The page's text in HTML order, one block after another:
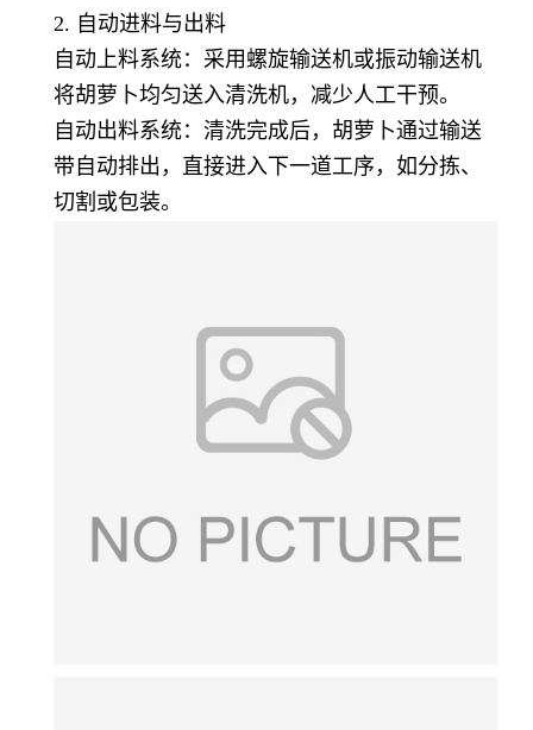
2. 自动进料与出料
自动上料系统：采用螺旋输送机或振动输送机
将胡萝卜均匀送入清洗机，减少人工干预。
自动出料系统：清洗完成后，胡萝卜通过输送
带自动排出，直接进入下一道工序，如分拣、
切割或包装。